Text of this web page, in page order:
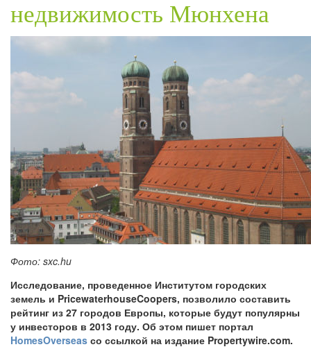
недвижимость Мюнхена
Фото: sxc.hu
Исследование, проведенное Институтом городских
земель и PricewaterhouseCoopers, позволило составить
рейтинг из 27 городов Европы, которые будут популярны
у инвесторов в 2013 году. Об этом пишет портал
HomesOverseas со ссылкой на издание Propertywire.com.